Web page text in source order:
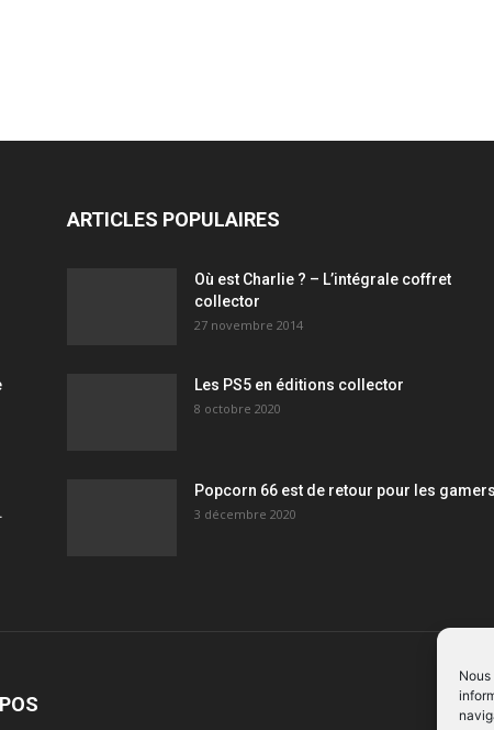
ARTICLES POPULAIRES
Où est Charlie ? – L’intégrale coffret
collector
27 novembre 2014
Les PS5 en éditions collector
8 octobre 2020
Popcorn 66 est de retour pour les
3 décembre 2020